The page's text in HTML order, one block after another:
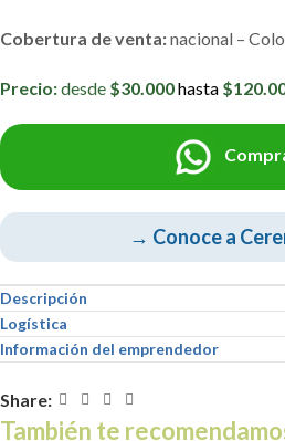
Cobertura de venta:nacional –
Precio:desde $30.000hasta
→ Conoce a
Descripción
Logística
Información del emprendedor
Share:
También te